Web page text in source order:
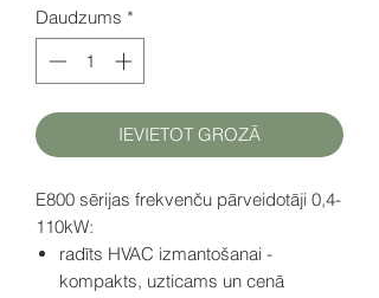
Daudzums *
IEVIETOT GROZĀ
E800 sērijas frekvenču pārveidotāji 0,4-
110kW:
radīts HVAC izmantošanai -
kompakts, uzticams un cenā